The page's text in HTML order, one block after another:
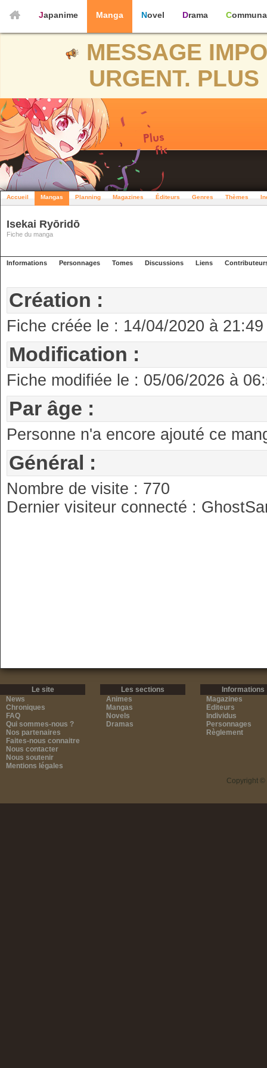
Japanime Manga Novel Drama
MESSAGE
URGENT.
Accueil Mangas Planning Magazines Éditeurs Genres Thèmes
Isekai Ryōridō
Fiche du manga
Informations Personnages Tomes Discussions Liens
Création :
Fiche créée le : 14/04/2020 à
Modification :
Fiche modifiée le : 05/06/2026 à
Par âge :
Personne n'a encore ajouté ce
Général :
Nombre de visite : 770
Dernier visiteur connecté :
Le site
News
Chroniques
FAQ
Qui sommes-nous ?
Nos partenaires
Faites-nous connaitre
Nous contacter
Nous soutenir
Mentions légales
Les sections
Animes
Mangas
Novels
Dramas
Informations
Magazines
Editeurs
Individus
Personnages
Règlement
Copyright ©